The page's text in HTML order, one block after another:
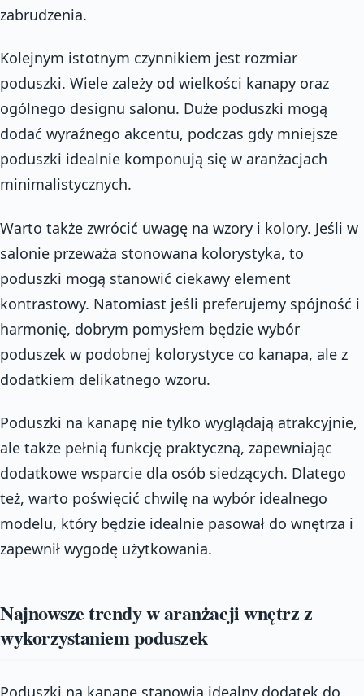
zabrudzenia.
Kolejnym istotnym czynnikiem jest rozmiar
poduszki. Wiele zależy od wielkości kanapy oraz
ogólnego designu salonu. Duże poduszki mogą
dodać wyraźnego akcentu, podczas gdy mniejsze
poduszki idealnie komponują się w aranżacjach
minimalistycznych.
Warto także zwrócić uwagę na wzory i kolory. Jeśli w
salonie przeważa stonowana kolorystyka, to
poduszki mogą stanowić ciekawy element
kontrastowy. Natomiast jeśli preferujemy spójność i
harmonię, dobrym pomysłem będzie wybór
poduszek w podobnej kolorystyce co kanapa, ale z
dodatkiem delikatnego wzoru.
Poduszki na kanapę nie tylko wyglądają atrakcyjnie,
ale także pełnią funkcję praktyczną, zapewniając
dodatkowe wsparcie dla osób siedzących. Dlatego
też, warto poświęcić chwilę na wybór idealnego
modelu, który będzie idealnie pasował do wnętrza i
zapewnił wygodę użytkowania.
Najnowsze trendy w aranżacji wnętrz z
wykorzystaniem poduszek
Poduszki na kanapę stanowią idealny dodatek do